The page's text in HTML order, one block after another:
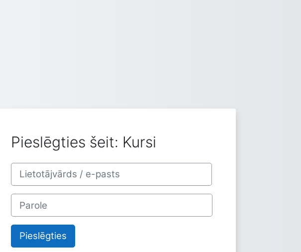
Pieslēgties šeit: Kursi
Lietotājvārds / e-pasts
Parole
Pieslēgties